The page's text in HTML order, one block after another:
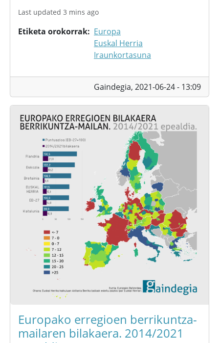
Last updated 3 mins ago
Etiketa orokorrak
Europa
Euskal Herria
Iraunkortasuna
Gaindegia, 2021-06-24 - 13:09
Europako erregioen berrikuntza-
mailaren bilakaera. 2014/2021